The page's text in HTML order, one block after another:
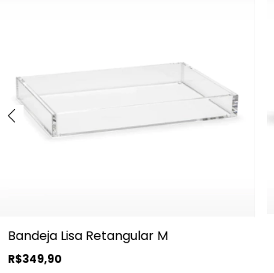
Bandeja Lisa Retangular M
R$349,90